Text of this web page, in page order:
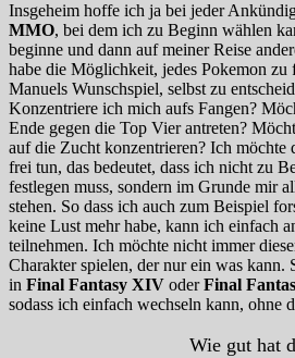
Insgeheim hoffe ich ja bei jeder
MMO, bei dem ich zu Beginn wählen
beginne und dann auf meiner Reise
habe die Möglichkeit, jedes Pokemon
Manuels Wunschspiel, selbst zu
Konzentriere ich mich aufs Fangen?
Ende gegen die Top Vier antreten?
auf die Zucht konzentrieren? Ich möchte
frei tun, das bedeutet, dass ich nicht zu
festlegen muss, sondern im Grunde mir
stehen. So dass ich auch zum Beispiel
keine Lust mehr habe, kann ich einfach
teilnehmen. Ich möchte nicht immer
Charakter spielen, der nur ein was kann.
in Final Fantasy XIV oderFinal
sodass ich einfach wechseln kann, ohne
Wie gut hat